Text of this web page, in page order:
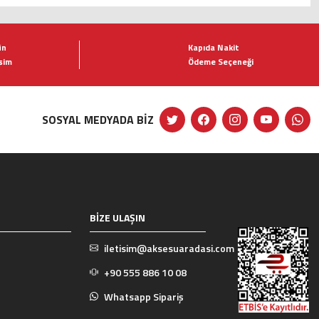
Kapıda Nakit
Ödeme Seçeneği
SOSYAL MEDYADA BİZ
BİZE ULAŞIN
iletisim@aksesuaradasi.com
+90 555 886 10 08
Whatsapp Sipariş